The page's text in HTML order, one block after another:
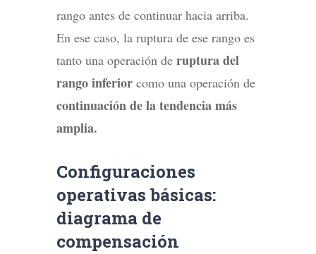
rango antes de continuar hacia arriba.
En ese caso, la ruptura de ese rango es
tanto una operación de ruptura del
rango inferior como una operación de
continuación de la tendencia más
amplia.
Configuraciones
operativas básicas:
diagrama de
compensación